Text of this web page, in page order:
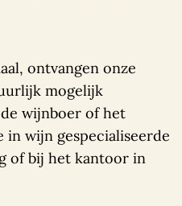
ontvangen onze
mogelijk
wijnboer of het
in wijn gespecialiseerde
of bij het kantoor in